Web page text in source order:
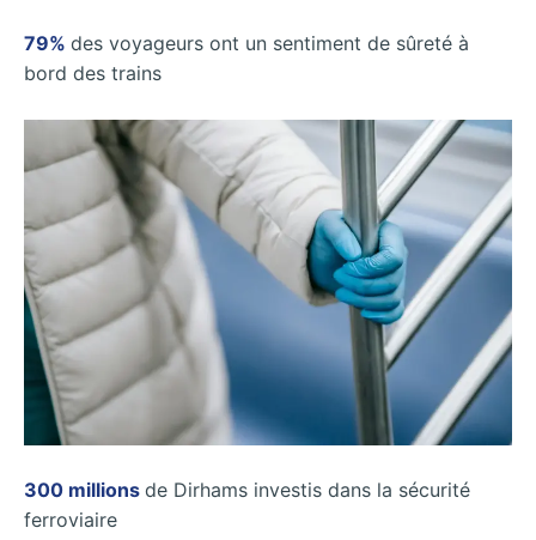
79% des voyageurs ont un sentiment de sûreté à
bord des trains
300 millions de Dirhams investis dans la sécurité
ferroviaire